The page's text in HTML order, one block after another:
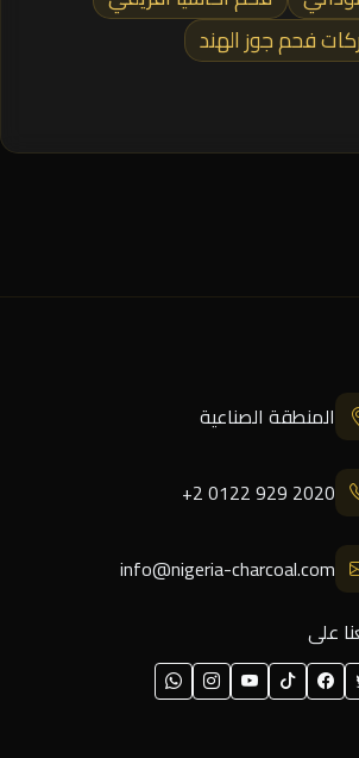
فحم جوز الهند
المنطقة الصناعية
+2 0122 929 2020
info@nigeria-charcoal.com
على